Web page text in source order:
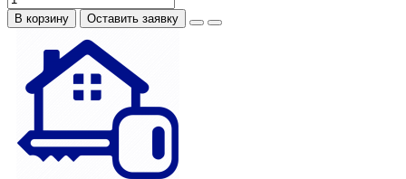
В корзину Оставить заявку